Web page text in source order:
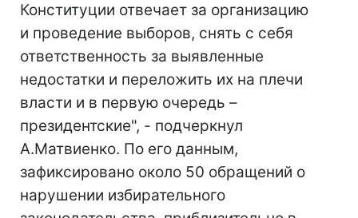
Конституции отвечает за организацию
и проведение выборов, снять с себя
ответственность за выявленные
недостатки и переложить их на плечи
власти и в первую очередь –
президентские", - подчеркнул
А.Матвиенко. По его данным,
зафиксировано около 50 обращений о
нарушении избирательного